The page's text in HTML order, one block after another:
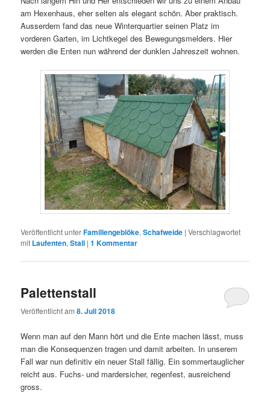
am Hexenhaus, eher selten als elegant schön. Aber praktisch.
Ausserdem fand das neue Winterquartier seinen Platz im
vorderen Garten, im Lichtkegel des Bewegungsmelders. Hier
werden die Enten nun während der dunklen Jahreszeit wohnen.
Veröffentlicht unterFamiliengeblöke,Schafweide |Verschlagwortet
mit Laufenten,Stall |1 Kommentar
Palettenstall
Veröffentlicht am8. Juli 2018
Wenn man auf den Mann hört und die Ente machen lässt, muss
man die Konsequenzen tragen und damit arbeiten. In unserem
Fall war nun definitiv ein neuer Stall fällig. Ein sommertauglicher
reicht aus. Fuchs- und mardersicher, regenfest, ausreichend
gross.